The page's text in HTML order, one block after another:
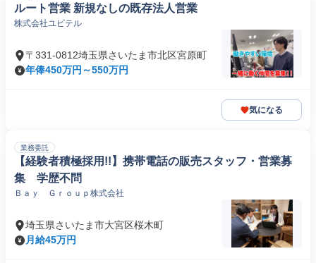
ルート営業 新規なしの既存法人営業
株式会社ユピテル
〒331-0812埼玉県さいたま市北区宮原町
年俸450万円～550万円
気になる
業務委託
【経験者積極採用!!】携帯電話の販売スタッフ・営業募
集 学歴不問
Ｂａｙ Ｇｒｏｕｐ株式会社
埼玉県さいたま市大宮区桜木町
月給45万円